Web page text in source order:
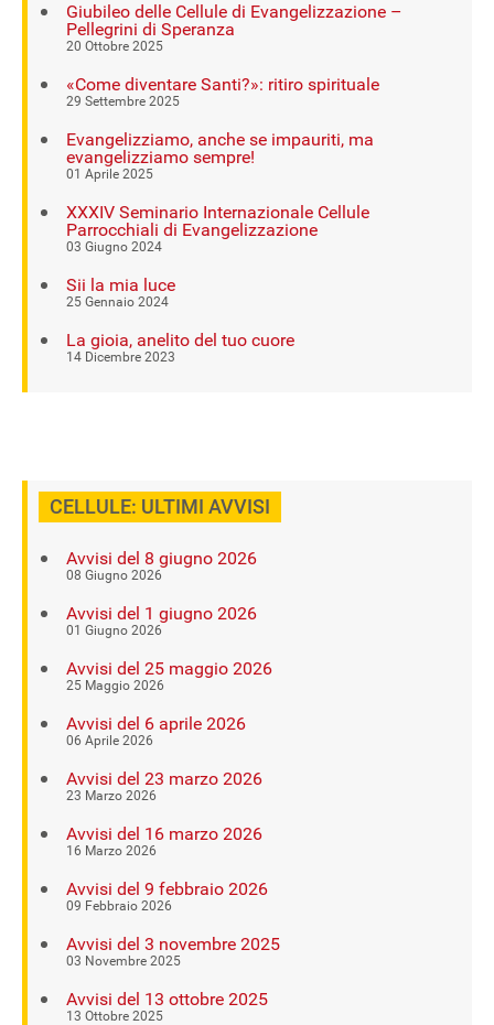
Giubileo delle Cellule di Evangelizzazione –
Pellegrini di Speranza
20 Ottobre 2025
«Come diventare Santi?»: ritiro spirituale
29 Settembre 2025
Evangelizziamo, anche se impauriti, ma
evangelizziamo sempre!
01 Aprile 2025
XXXIV Seminario Internazionale Cellule
Parrocchiali di Evangelizzazione
03 Giugno 2024
Sii la mia luce
25 Gennaio 2024
La gioia, anelito del tuo cuore
14 Dicembre 2023
CELLULE: ULTIMI AVVISI
Avvisi del 8 giugno 2026
08 Giugno 2026
Avvisi del 1 giugno 2026
01 Giugno 2026
Avvisi del 25 maggio 2026
25 Maggio 2026
Avvisi del 6 aprile 2026
06 Aprile 2026
Avvisi del 23 marzo 2026
23 Marzo 2026
Avvisi del 16 marzo 2026
16 Marzo 2026
Avvisi del 9 febbraio 2026
09 Febbraio 2026
Avvisi del 3 novembre 2025
03 Novembre 2025
Avvisi del 13 ottobre 2025
13 Ottobre 2025